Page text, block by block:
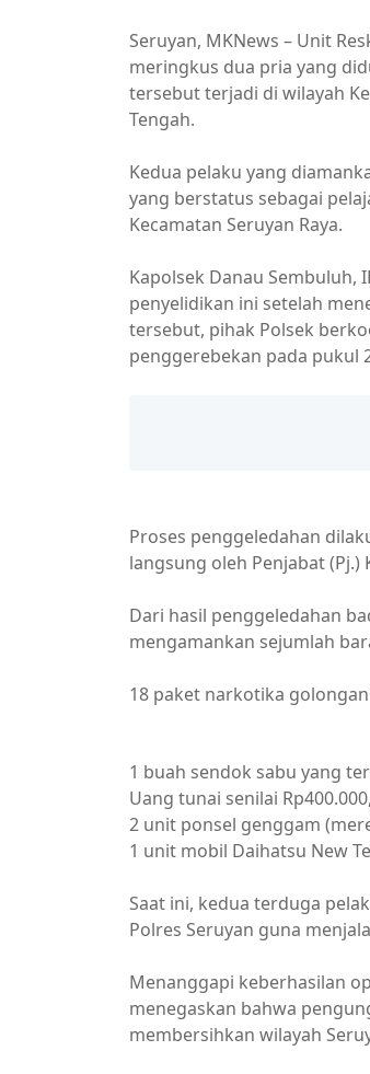
Seruyan, MKNews – Unit
meringkus dua pria yang
tersebut terjadi di wilayah
Tengah.
Kedua pelaku yang
yang berstatus sebagai
Kecamatan Seruyan Raya.
Kapolsek Danau Sembuluh,
penyelidikan ini setelah
tersebut, pihak Polsek
penggerebekan pada pukul
Proses penggeledahan
langsung oleh Penjabat (Pj.)
Dari hasil penggeledahan
mengamankan sejumlah
18 paket narkotika
1 buah sendok sabu yang
Uang tunai senilai
2 unit ponsel genggam
1 unit mobil Daihatsu New
Saat ini, kedua terduga
Polres Seruyan guna
Menanggapi keberhasilan
menegaskan bahwa
membersihkan wilayah